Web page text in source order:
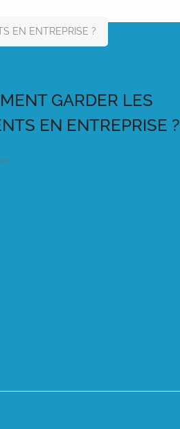
EN ENTREPRISE ?
GARDER LES
EN ENTREPRISE ?
: